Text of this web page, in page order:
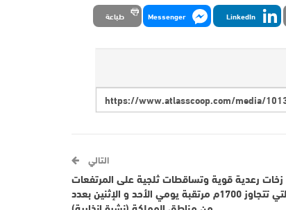
LinkedIn
Messenger طباعة
التالي
زخات رعدية قوية وتساقطات ثلجية على المرتفعات
التي تتجاوز 1700م مرتقبة يومي الأحد و الإثنين بعدد